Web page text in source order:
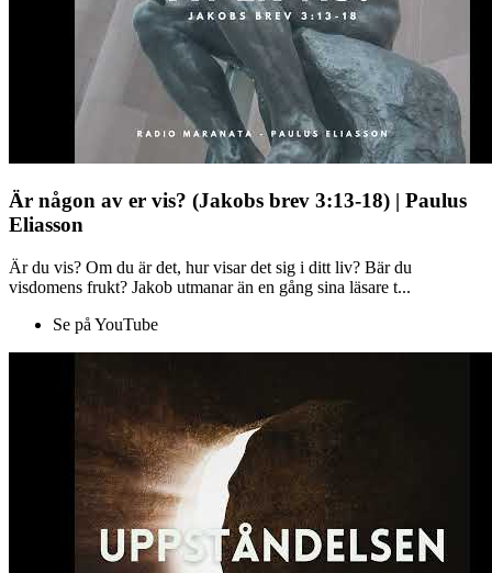
Är någon av er vis? (Jakobs brev 3:13-18) | Paulus
Eliasson
Är du vis? Om du är det, hur visar det sig i ditt liv? Bär du
visdomens frukt? Jakob utmanar än en gång sina läsare t...
Se på YouTube